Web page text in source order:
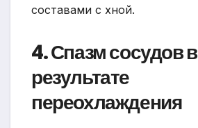
составами с хной.
4. Спазм сосудов в
результате
переохлаждения